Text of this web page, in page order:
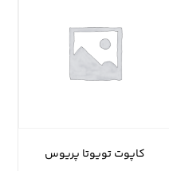
کاپوت تویوتا پریوس